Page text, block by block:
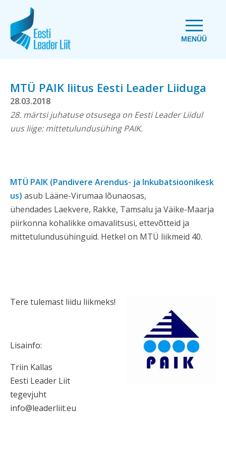
MENÜÜ
MTÜ PAIK liitus Eesti Leader Liiduga
28.03.2018
28. märtsi juhatuse otsusega on Eesti Leader Liidul
uus liige: mittetulundusühing PAIK.
MTÜ PAIK (Pandivere Arendus- ja Inkubatsioonikesk
us) asub Lääne-Virumaa lõunaosas,
ühendades Laekvere, Rakke, Tamsalu ja Väike-Maarja
piirkonna kohalikke omavalitsusi, ettevõtteid ja
mittetulundusühinguid. Hetkel on MTÜ liikmeid 40.
Tere tulemast liidu liikmeks!
Lisainfo:
Triin Kallas
Eesti Leader Liit
tegevjuht
info@leaderliit.eu